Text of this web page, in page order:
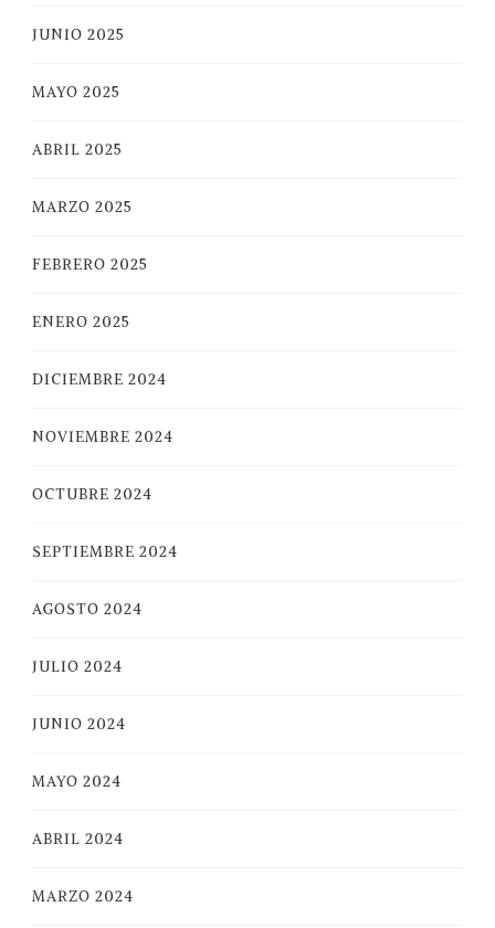
JUNIO 2025
MAYO 2025
ABRIL 2025
MARZO 2025
FEBRERO 2025
ENERO 2025
DICIEMBRE 2024
NOVIEMBRE 2024
OCTUBRE 2024
SEPTIEMBRE 2024
AGOSTO 2024
JULIO 2024
JUNIO 2024
MAYO 2024
ABRIL 2024
MARZO 2024